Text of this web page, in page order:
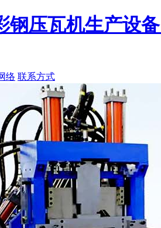
压瓦机生产设
络 联系方式